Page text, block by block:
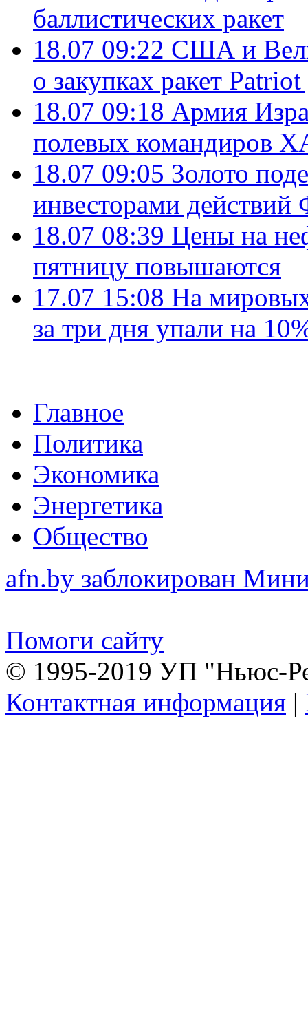
баллистических ракет
18.07 09:22 США и
о закупках ракет
18.07 09:18 Армия
полевых командиров
18.07 09:05 Золото
инвесторами
18.07 08:39 Цены на
пятницу повышаются
17.07 15:08 На
за три дня упали на
Главное
Политика
Экономика
Энергетика
Общество
afn.by заблокирован
Помоги сайту
© 1995-2019 УП "Ньюс-
Контактная информация |